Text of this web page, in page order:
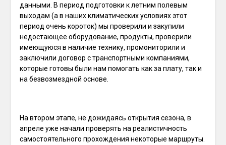
данными. В период подготовки к летним полевым
выходам (а в наших климатических условиях этот
период очень короток) мы проверили и закупили
недостающее оборудование, продукты, проверили
имеющуюся в наличие технику, промониторили и
заключили договор с транспортными компаниями,
которые готовы были нам помогать как за плату, так и
на безвозмездной основе.
На втором этапе, не дожидаясь открытия сезона, в
апреле уже начали проверять на реалистичность
самостоятельного прохождения некоторые маршруты.